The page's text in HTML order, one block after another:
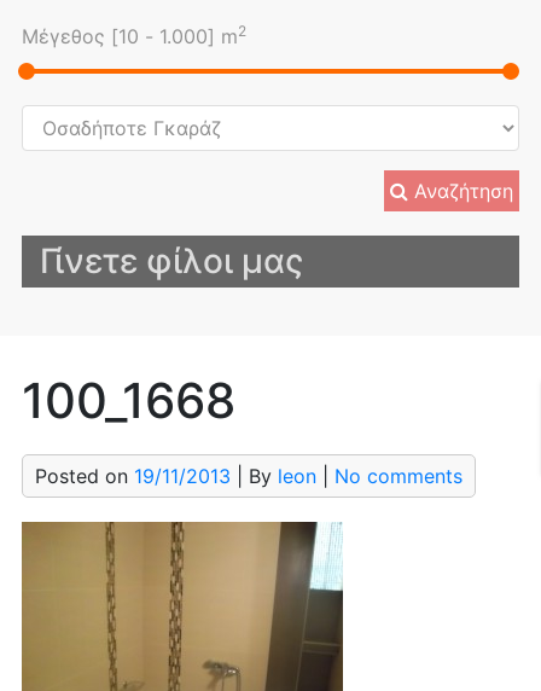
Μέγεθος [10 - 1.000] m2
Αναζήτηση
Γίνετε φίλοι μας
100_1668
Posted on 19/11/2013 | By leon| No comments